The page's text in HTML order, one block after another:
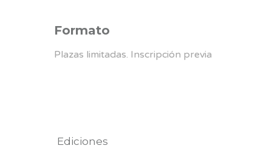
Formato
Plazas limitadas. Inscripción previa
Ediciones